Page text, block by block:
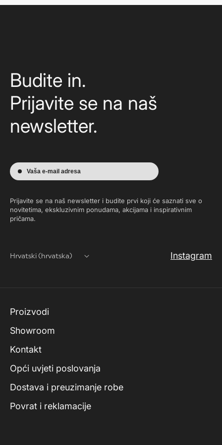
Budite in.
Prijavite se na naš
newsletter.
Vaša e-mail adresa
Prijavite se na naš newsletter i budite prvi koji će saznati sve o
novitetima, ekskluzivnim ponudama, akcijama i inspirativnim
pričama.
Hrvatski (hrvatska) Instagram
Proizvodi
Showroom
Kontakt
Opći uvjeti poslovanja
Dostava i preuzimanje robe
Povrat i reklamacije